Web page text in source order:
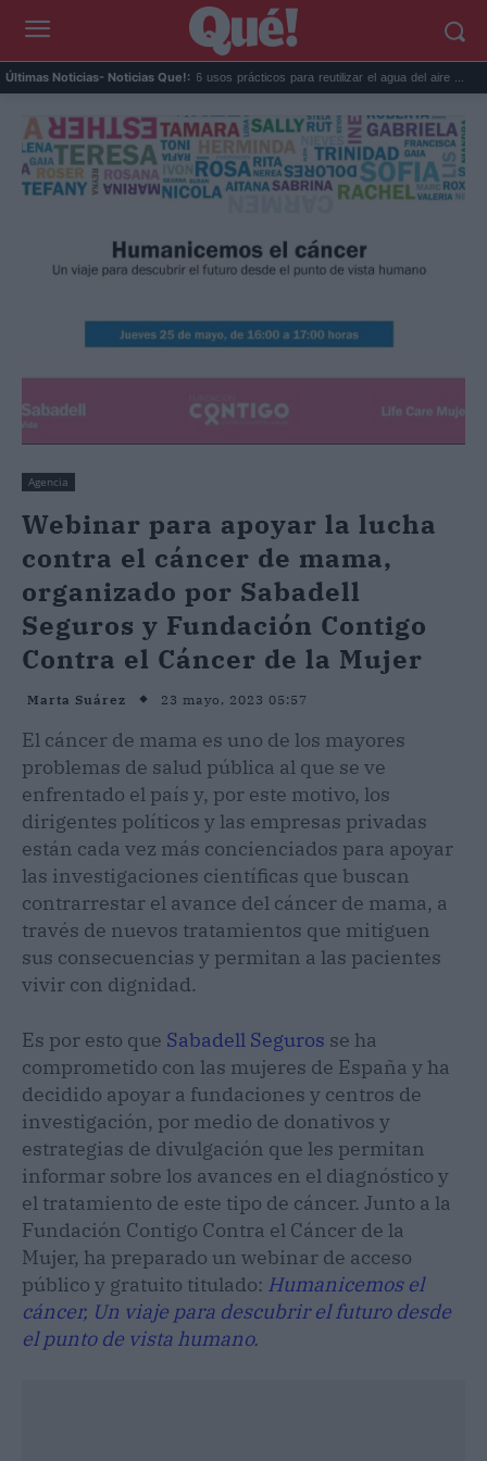
Últimas Noticias- Noticias Que!:
con 'Vida nocturna' ... 6 usos prácticos para reutilizar el agua del aire ... La
Agencia
Webinar para apoyar la lucha
contra el cáncer de mama,
organizado por Sabadell
Seguros y Fundación Contigo
Contra el Cáncer de la Mujer
Marta Suárez 23 mayo, 2023 05:57
El cáncer de mama es uno de los mayores
problemas de salud pública al que se ve
enfrentado el país y, por este motivo, los
dirigentes políticos y las empresas privadas
están cada vez más concienciados para apoyar
las investigaciones científicas que buscan
contrarrestar el avance del cáncer de mama, a
través de nuevos tratamientos que mitiguen
sus consecuencias y permitan a las pacientes
vivir con dignidad.
Es por esto que Sabadell Seguros se ha
comprometido con las mujeres de España y ha
decidido apoyar a fundaciones y centros de
investigación, por medio de donativos y
estrategias de divulgación que les permitan
informar sobre los avances en el diagnóstico y
el tratamiento de este tipo de cáncer. Junto a la
Fundación Contigo Contra el Cáncer de la
Mujer, ha preparado un webinar de acceso
público y gratuito titulado: Humanicemos el
cáncer, Un viaje para descubrir el futuro desde
el punto de vista humano.